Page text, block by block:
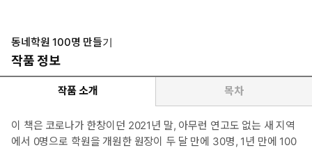
동네학원 100명 만들기
작품 정보
작품 소개 목차
이 책은 코로나가 한창이던 2021년 말, 아무런 연고도 없는 새 지역
에서 0명으로 학원을 개원한 원장이 두 달 만에 30명, 1년 만에 100